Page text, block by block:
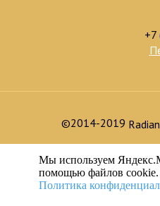
+7
©2014-2019
Мы используем
помощью файлов cookie.
Политика